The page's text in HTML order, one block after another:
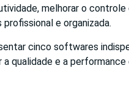
melhorar o
e organizada.
cinco softwares
qualidade e a performance